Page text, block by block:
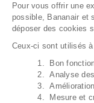
Pour vous offrir une
possible, Bananair et
déposer des cookies
Ceux-ci sont utilisés
1. Bon
2. Analyse des
3. Amélioration
4. Mesure et